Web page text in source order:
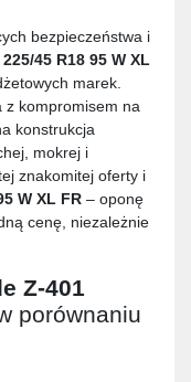
bezpieczeństwa i
45 R18 95 W XL
marek.
z kompromisem na
konstrukcja
mokrej i
znakomitej oferty i
W XL FR – oponę
cenę, niezależnie
Z-401
porównaniu